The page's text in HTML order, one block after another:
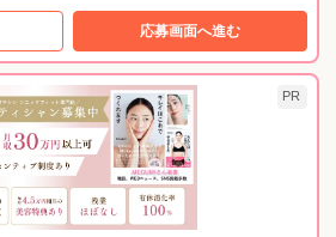
手厚く体系化された“年単位”の研修。 座学
ーからの研修など、約9カ月かけてボディメニ
2～3年をかけてフェイシャル・ブライダ
す。 手厚いサポートのもと、“本物のプ
ジャで働く5つの魅
なり、経絡・気血水のバランスを整える「ス
東洋医学に基づいた独自の技術は、“ただ気
本改善を目指します。 【POINT2：全
グジュアリー】 高級ホテルや百貨店に構える
ム、サウナ、メイクスペースまで、上質さに
応募画面へ進む
PR